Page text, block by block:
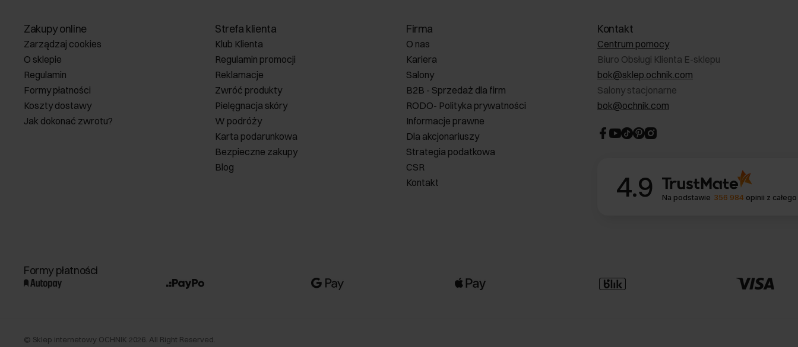
Zakupy online
Zarządzaj cookies
O sklepie
Regulamin
Formy płatności
Koszty dostawy
Jak dokonać zwrotu?
Strefa klienta
Klub Klienta
Regulamin promocji
Reklamacje
Zwróć produkty
Pielęgnacja skóry
W podróży
Karta podarunkowa
Bezpieczne zakupy
Blog
Firma
O nas
Kariera
Salony
B2B - Sprzedaż dla firm
RODO- Polityka prywatności
Informacje prawne
Dla akcjonariuszy
Strategia podatkowa
CSR
Kontakt
Kontakt
Centrum pomocy
Biuro Obsługi Klienta E-sklepu
bok@sklep.ochnik.com
Salony stacjonarne
bok@ochnik.com
4.9 Na podstawie 356 984 opinii z
Formy płatności
© Sklep internetowy OCHNIK 2026 . All Right Reserved.